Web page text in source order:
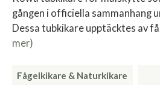
gången i officiella sammanhang
Dessa tubkikare upptäcktes av
mer)
Fågelkikare & Naturkikare